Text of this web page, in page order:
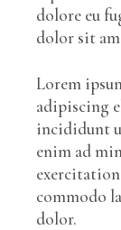
dolore eu
dolor sit
Lorem
adipiscing
incididunt
enim ad
commodo
dolor.